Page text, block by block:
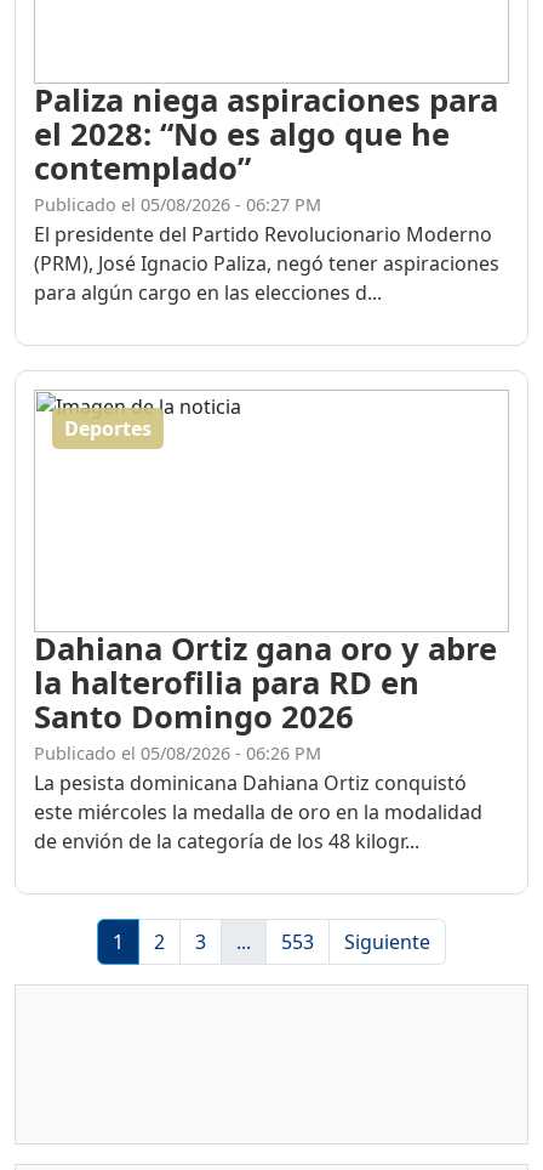
Paliza niega aspiraciones para
el 2028: “No es algo que he
contemplado”
Publicado el 05/08/2026 - 06:27 PM
El presidente del Partido Revolucionario Moderno
(PRM), José Ignacio Paliza, negó tener aspiraciones
Deportes
Dahiana Ortiz gana oro y abre
la halterofilia para RD en
Santo Domingo 2026
Publicado el 05/08/2026 - 06:26 PM
La pesista dominicana Dahiana Ortiz conquistó
este miércoles la medalla de oro en la modalidad
1 2 3 ... 553 Siguiente